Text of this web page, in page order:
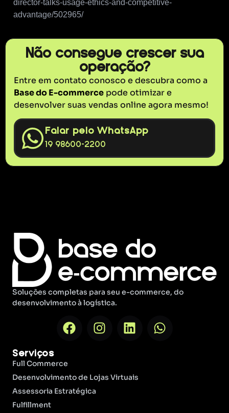
director-talks-usage-ethics-and-competitive-
advantage/502965/
Não consegue crescer sua
operação?
Entre em contato conosco e descubra como a
Base do E-commerce pode otimizar e
desenvolver suas vendas online agora mesmo!
Falar pelo WhatsApp
19 98600-2200
Soluções completas para seu e-commerce, do
desenvolvimento à logística.
Serviços
Full Commerce
Desenvolvimento de Lojas Virtuais
Assessoria Estratégica
Fulfillment